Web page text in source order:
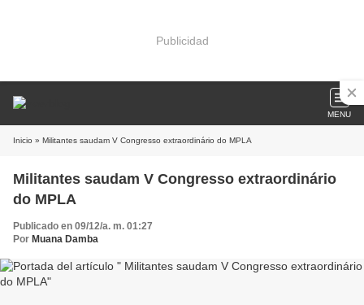
Publicidad
MENU
Inicio » Militantes saudam V Congresso extraordinário do MPLA
Militantes saudam V Congresso extraordinário
do MPLA
Publicado en 09/12/a. m. 01:27
Por Muana Damba